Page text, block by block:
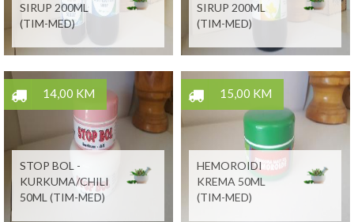
SIRUP 200ML
(TIM-MED)
SIRUP 200ML
(TIM-MED)
14,00 KM
STOP BOL -
KURKUMA/CHILI
50ML (TIM-MED)
15,00 KM
HEMOROIDI
KREMA 50ML
(TIM-MED)